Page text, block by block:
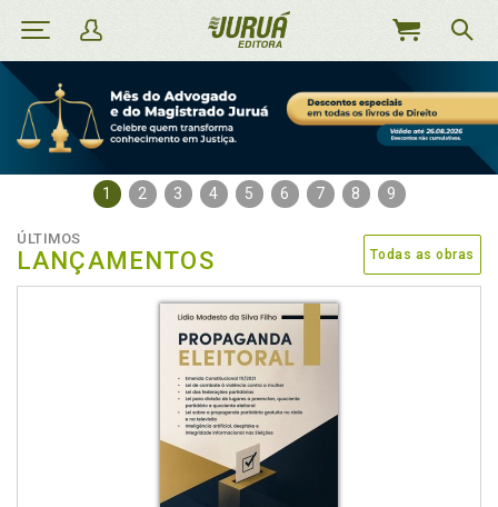
MEU
1 2 3 4 5 6 7 8 9
ÚLTIMOS
LANÇAMENTOS Todas as obras